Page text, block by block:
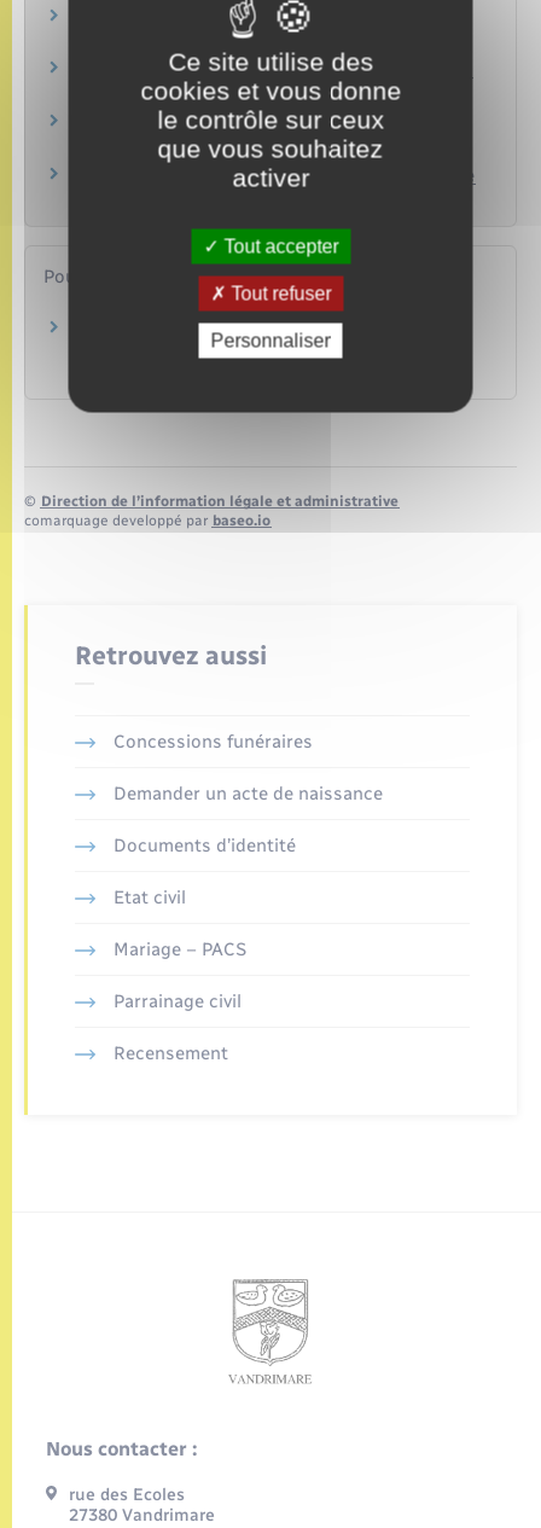
Saisie sur salaire : quelles sont les obligations
Comment se faire rembourser une somme avec
l'aide d'une société de recouvrement ?
Que faire si une société de recouvrement vous
réclame de l'argent ?
Comment demander une hypothèque judiciaire
Pour en savoir plus
Que faire si vous recevez la visite d'un huissier
© Direction de l’information légale et administrative
comarquage developpé par baseo.io
Retrouvez aussi
Concessions funéraires
Demander un acte de naissance
Documents d’identité
Etat civil
Mariage – PACS
Parrainage civil
Recensement
Nous contacter :
rue des Ecoles
27380 Vandrimare
Ce site utilise des
cookies et vous donne
le contrôle sur ceux
que vous souhaitez
activer
Tout accepter
Tout refuser
Personnaliser